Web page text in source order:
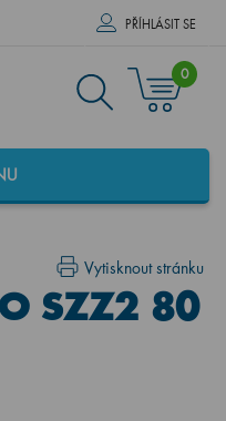
PŘÍHLÁSIT SE
0
Vytisknout stránku
SZZ2 80